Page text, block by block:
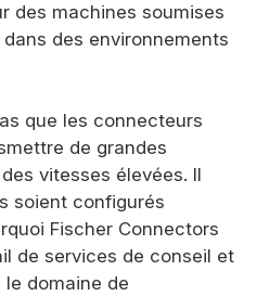
des machines soumises
des environnements
que les connecteurs
de grandes
vitesses élevées. Il
soient configurés
Fischer Connectors
de services de conseil et
domaine de